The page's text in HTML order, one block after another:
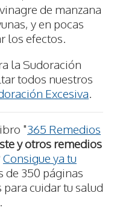
de manzana
y en pocas
los efectos.
la Sudoración
todos nuestros
Excesiva
"365 Remedios
y otros remedios
Consigue ya tu
de 350 páginas
cuidar tu salud